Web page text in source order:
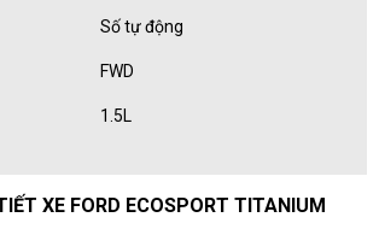
Số tự động
FWD
1.5L
XE FORD ECOSPORT TITANIUM